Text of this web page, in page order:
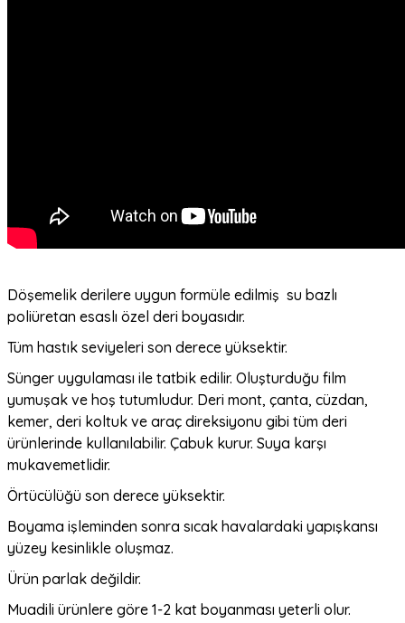
Döşemelik derilere uygun formüle edilmiş su bazlı
poliüretan esaslı özel deri boyasıdır.
Tüm hastık seviyeleri son derece yüksektir.
Sünger uygulaması ile tatbik edilir. Oluşturduğu film
yumuşak ve hoş tutumludur. Deri mont, çanta, cüzdan,
kemer, deri koltuk ve araç direksiyonu gibi tüm deri
ürünlerinde kullanılabilir. Çabuk kurur. Suya karşı
mukavemetlidir.
Örtücülüğü son derece yüksektir.
Boyama işleminden sonra sıcak havalardaki yapışkansı
yüzey kesinlikle oluşmaz.
Ürün parlak değildir.
Muadili ürünlere göre 1-2 kat boyanması yeterli olur.